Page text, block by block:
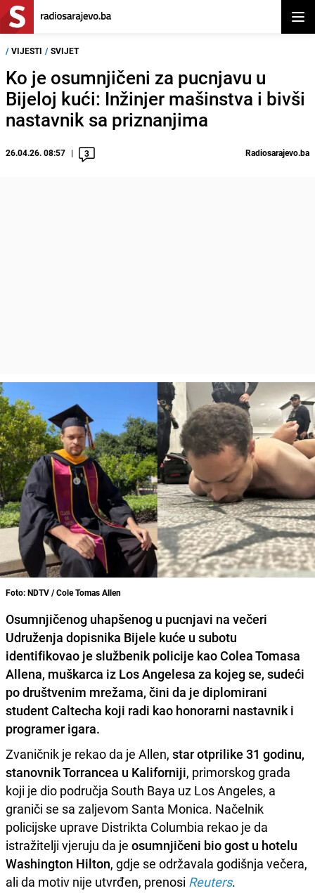
/ VIJESTI / SVIJET
Ko je osumnjičeni za pucnjavu u
Bijeloj kući: Inžinjer mašinstva i bivši
nastavnik sa priznanjima
26.04.26. 08:57 3 Radiosarajevo.ba
Foto: NDTV / Cole Tomas Allen
Osumnjičenog uhapšenog u pucnjavi na večeri
Udruženja dopisnika Bijele kuće u subotu
identifikovao je službenik policije kao Colea Tomasa
Allena, muškarca iz Los Angelesa za kojeg se, sudeći
po društvenim mrežama, čini da je diplomirani
student Caltecha koji radi kao honorarni nastavnik i
programer igara.
Zvaničnik je rekao da je Allen, star otprilike 31 godinu,
stanovnik Torrancea u Kaliforniji, primorskog grada
koji je dio područja South Baya uz Los Angeles, a
graniči se sa zaljevom Santa Monica. Načelnik
policijske uprave Distrikta Columbia rekao je da
istražitelji vjeruju da je osumnjičeni bio gost u hotelu
Washington Hilton, gdje se održavala godišnja večera,
ali da motiv nije utvrđen, prenosi Reuters.